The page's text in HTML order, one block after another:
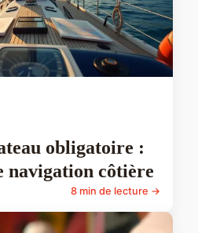
obligatoire :
navigation côtière
8 min de lecture →